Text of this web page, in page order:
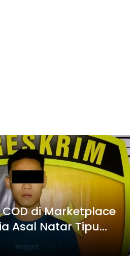
di Marketplace
Asal Natar Tipu
Modus Ini